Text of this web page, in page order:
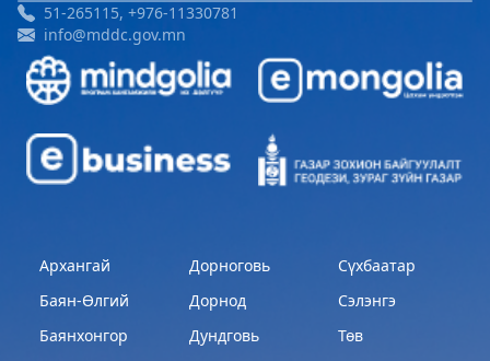
51-265115, +976-11330781
info@mddc.gov.mn
Архангай
Баян-Өлгий
Баянхонгор
Дорноговь
Дорнод
Дундговь
Сүхбаатар
Сэлэнгэ
Төв